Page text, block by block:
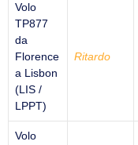
Volo
TP877
da
Florence
a Lisbon
(LIS /
LPPT)
Ritardo
Volo